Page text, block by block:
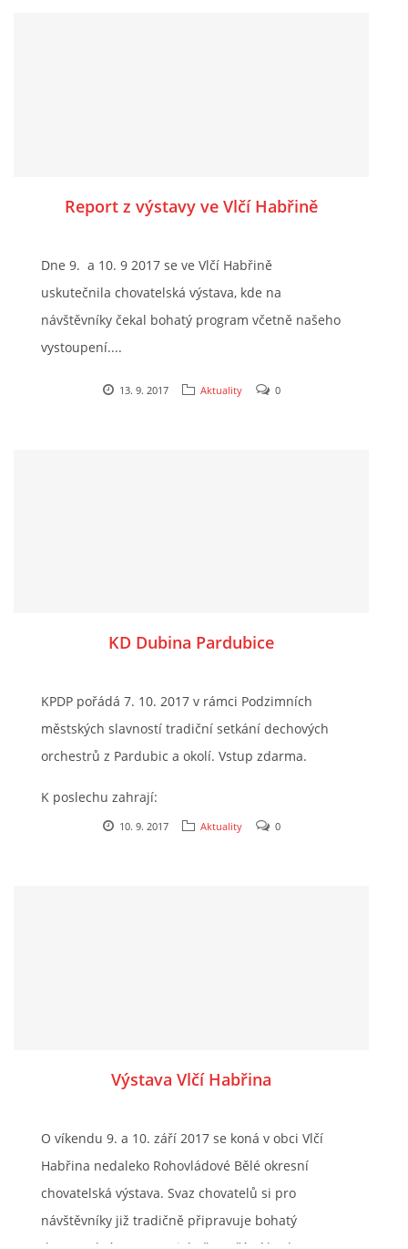
Report z výstavy ve Vlčí Habřině
Dne 9. a 10. 9 2017 se ve Vlčí Habřině
uskutečnila chovatelská výstava, kde na
návštěvníky čekal bohatý program včetně našeho
vystoupení....
13. 9. 2017 Aktuality 0
KD Dubina Pardubice
KPDP pořádá 7. 10. 2017 v rámci Podzimních
městských slavností tradiční setkání dechových
orchestrů z Pardubic a okolí. Vstup zdarma.
K poslechu zahrají:
10. 9. 2017 Aktuality 0
Výstava Vlčí Habřina
O víkendu 9. a 10. září 2017 se koná v obci Vlčí
Habřina nedaleko Rohovládové Bělé okresní
chovatelská výstava. Svaz chovatelů si pro
návštěvníky již tradičně připravuje bohatý